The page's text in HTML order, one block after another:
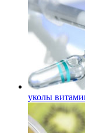
уколы